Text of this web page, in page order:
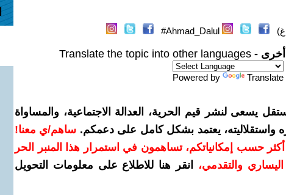
Ahmad_Dalul#
أخرى - Translate the topic into other languages
Powered by Translate
يسعى لنشر قيم الحرية، العدالة الاجتماعية، والمساواة
واستقلاليته، يعتمد بشكل كامل على دعمكم. ساهم/ي معنا!
سنويًا أو أكثر حسب إمكانياتكم، تساهمون في استمرار هذا المنبر الحر
والتقدمي،
انقر هنا للاطلاع على معلومات التحويل